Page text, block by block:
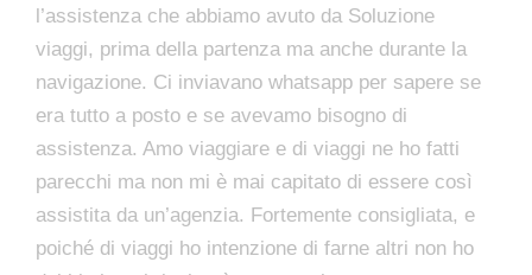
l’assistenza che abbiamo avuto da Soluzione
viaggi, prima della partenza ma anche durante la
navigazione. Ci inviavano whatsapp per sapere se
era tutto a posto e se avevamo bisogno di
assistenza. Amo viaggiare e di viaggi ne ho fatti
parecchi ma non mi è mai capitato di essere così
assistita da un’agenzia. Fortemente consigliata, e
poiché di viaggi ho intenzione di farne altri non ho